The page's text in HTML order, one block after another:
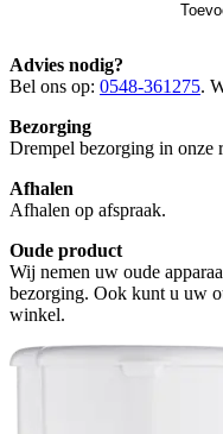
Advies nodig?
Bel ons op: 0548-361275.
Bezorging
Drempel bezorging in onze
Afhalen
Afhalen op afspraak.
Oude product
Wij nemen uw oude
bezorging. Ook kunt u uw
winkel.